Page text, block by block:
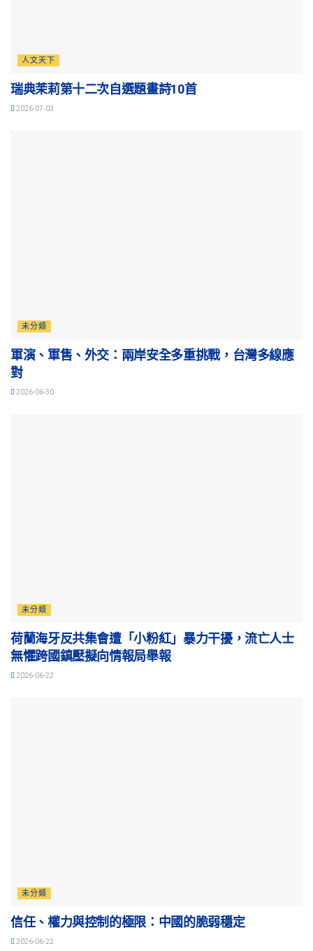
人文天下
瑞典茉莉第十二次自選題畫詩10首
2026-07-03
未分類
軍演、軍售、外交：兩岸安全多重挑戰，台灣多線應
對
2026-06-30
未分類
荷蘭海牙反共集會遭「小粉紅」暴力干擾，流亡人士
無懼跨國鎮壓擬向情報局舉報
2026-06-22
未分類
信任、權力與控制的極限：中國的脆弱穩定
2026-06-22